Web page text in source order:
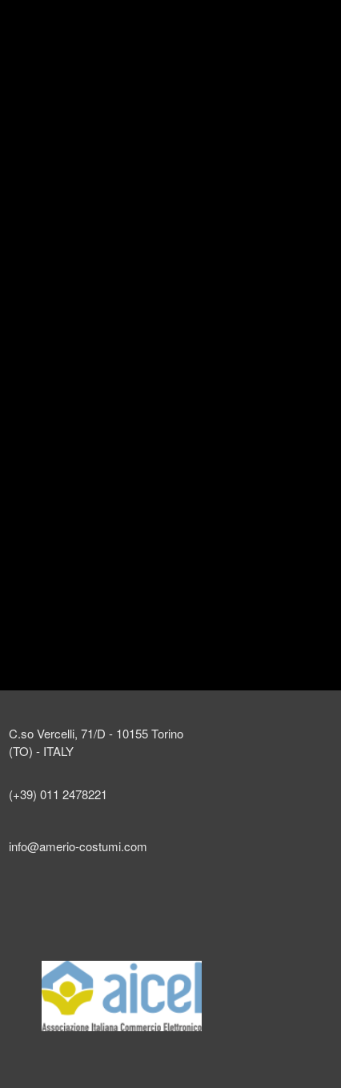
C.so Vercelli, 71/D - 10155 Torino
(TO) - ITALY
(+39) 011 2478221
info@amerio-costumi.com